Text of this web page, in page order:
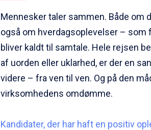
Mennesker taler sammen. Både om
også om hverdagsoplevelser – som
bliver kaldt til samtale. Hele rejsen
af uorden eller uklarhed, er der en
videre – fra ven til ven. Og på den
virksomhedens omdømme.
Kandidater, der har haft en positiv